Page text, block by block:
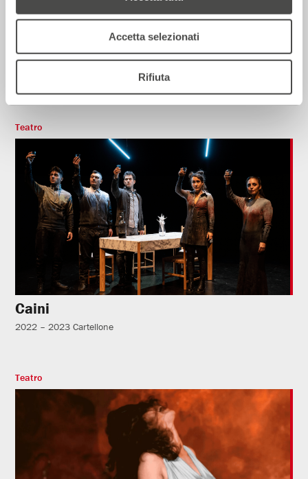
Accetta selezionati
Rifiuta
Come vorrei non morire
2022 – 2023 Cartellone
Teatro
Caini
2022 – 2023 Cartellone
Teatro